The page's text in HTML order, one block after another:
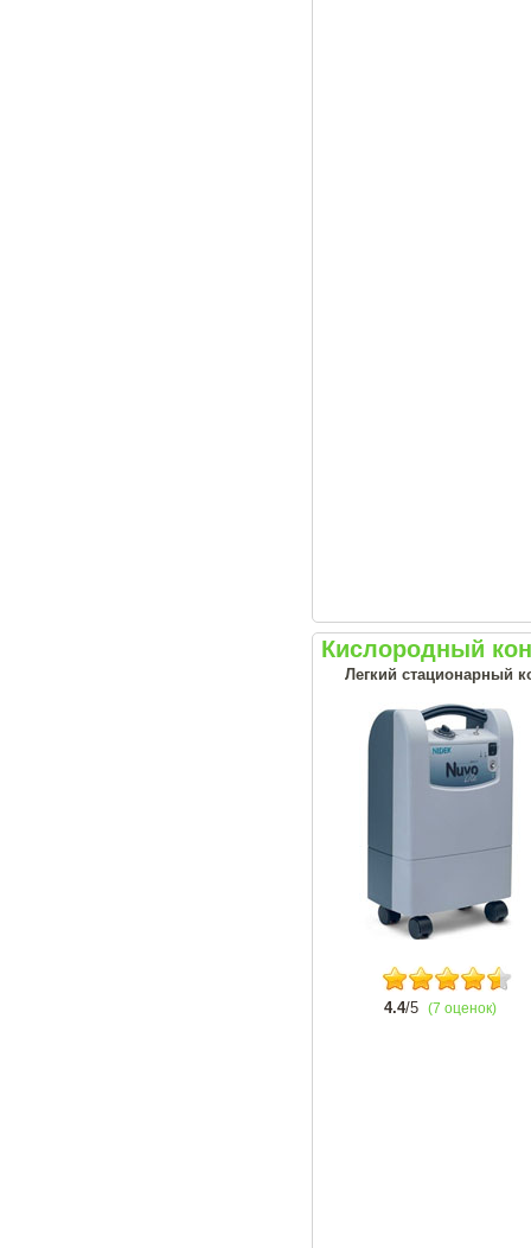
Кислородный
Легкий стационарный
4.4/5 (7 оценок)